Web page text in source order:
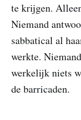
te krijgen.
Niemand
sabbatical al
werkte.
werkelijk niets
de barricaden.